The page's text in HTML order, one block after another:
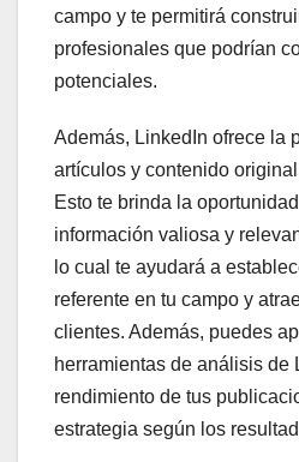
campo y te permitirá
profesionales que podrían
potenciales.
Además, LinkedIn ofrece la
artículos y contenido
Esto te brinda la
información valiosa y
lo cual te ayudará a
referente en tu campo y
clientes. Además, puedes
herramientas de análisis de
rendimiento de tus
estrategia según los